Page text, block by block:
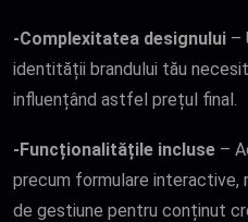
-Complexitatea designului –
identității brandului tău
influențând astfel prețul final.
-Funcționalitățile incluse –
precum formulare interactive,
de gestiune pentru conținut